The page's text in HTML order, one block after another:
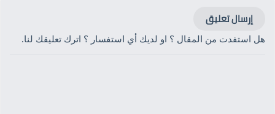
إرسال تعليق
هل استفدت من المقال ؟ او لديك أي استفسار ؟ اترك تعليقك لنا.